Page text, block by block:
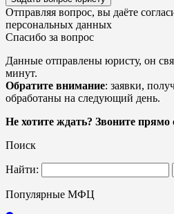
Отправляя вопрос, вы даёте
персональных данных
Спасибо за вопрос
Данные отправлены юристу, он
минут.
Обратите внимание: заявки,
обработаны на следующий день.
Не хотите ждать? Звоните прямо
Поиск
Найти:
Популярные МФЦ